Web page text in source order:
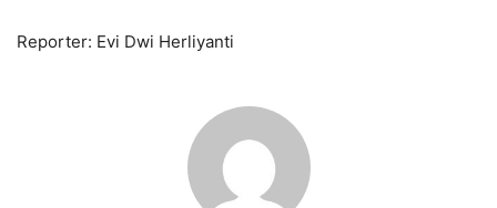
Reporter: Evi Dwi Herliyanti